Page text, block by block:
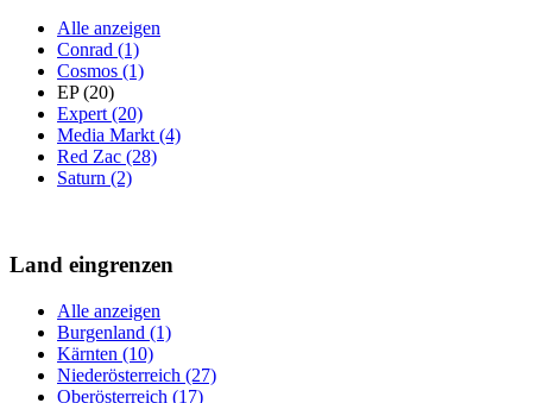
Alle anzeigen
Conrad (1)
Cosmos (1)
EP (20)
Expert (20)
Media Markt (4)
Red Zac (28)
Saturn (2)
Land eingrenzen
Alle anzeigen
Burgenland (1)
Kärnten (10)
Niederösterreich (27)
Oberösterreich (17)